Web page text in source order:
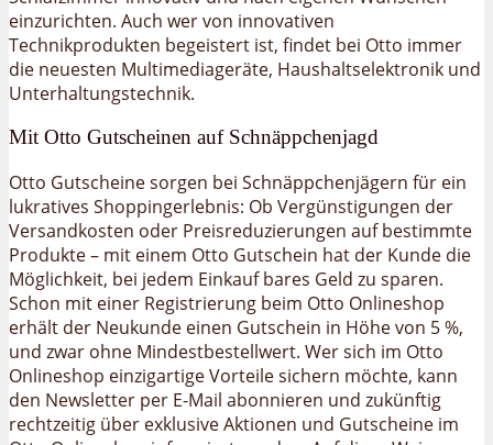
einzurichten. Auch wer von innovativen
Technikprodukten begeistert ist, findet bei Otto immer
die neuesten Multimediageräte, Haushaltselektronik und
Unterhaltungstechnik.
Mit Otto Gutscheinen auf Schnäppchenjagd
Otto Gutscheine sorgen bei Schnäppchenjägern für ein
lukratives Shoppingerlebnis: Ob Vergünstigungen der
Versandkosten oder Preisreduzierungen auf bestimmte
Produkte – mit einem Otto Gutschein hat der Kunde die
Möglichkeit, bei jedem Einkauf bares Geld zu sparen.
Schon mit einer Registrierung beim Otto Onlineshop
erhält der Neukunde einen Gutschein in Höhe von 5 %,
und zwar ohne Mindestbestellwert. Wer sich im Otto
Onlineshop einzigartige Vorteile sichern möchte, kann
den Newsletter per E-Mail abonnieren und zukünftig
rechtzeitig über exklusive Aktionen und Gutscheine im